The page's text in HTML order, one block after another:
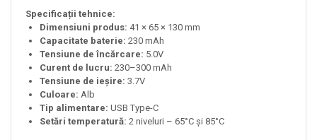
Specificații tehnice:
Dimensiuni produs: 41 × 65 × 130 mm
Capacitate baterie: 230 mAh
Tensiune de încărcare: 5.0V
Curent de lucru: 230–300 mAh
Tensiune de ieșire: 3.7V
Culoare: Alb
Tip alimentare: USB Type-C
Setări temperatură: 2 niveluri – 65°C și 85°C